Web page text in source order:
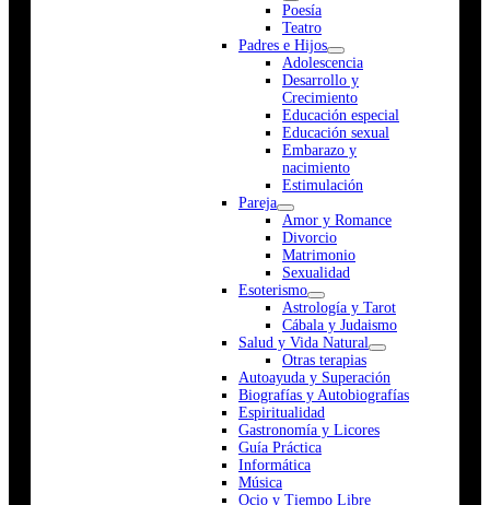
Poesía
Teatro
Padres e Hijos
Adolescencia
Desarrollo y
Crecimiento
Educación especial
Educación sexual
Embarazo y
nacimiento
Estimulación
Pareja
Amor y Romance
Divorcio
Matrimonio
Sexualidad
Esoterismo
Astrología y Tarot
Cábala y Judaismo
Salud y Vida Natural
Otras terapias
Autoayuda y Superación
Biografías y Autobiografías
Espiritualidad
Gastronomía y Licores
Guía Práctica
Informática
Música
Ocio y Tiempo Libre